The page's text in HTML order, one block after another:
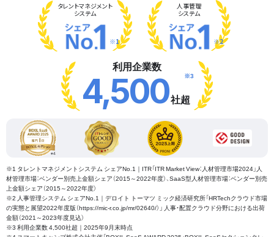
タレントマネジメント
システム
※1
人事管理
システム
※2
利用企業数
4,500社超
※3
※1 タレントマネジメントシステム シェアNo.1｜ITR「ITR Market View：人材管理市場2024」人
材管理市場：ベンダー別売上金額シェア（2015～2022年度）、SaaS型人材管理市場：ベンダー別売
上金額シェア（2015～2022年度）
※2 人事管理システム シェアNo.1｜デロイト トーマツ ミック経済研究所「HRTechクラウド市場
の実態と展望2022年度版（https://mic-r.co.jp/mr/02640/）」 人事・配置クラウド分野における出荷
金額（2021～2023年度見込）
※3 利用企業数 4,500社超｜2025年9月末時点